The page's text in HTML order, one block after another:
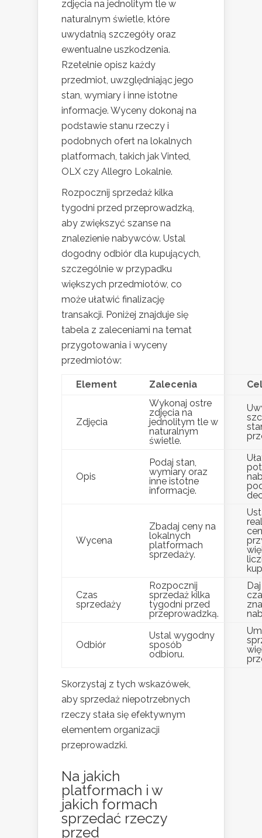
zdjęcia na jednolitym tle w
naturalnym świetle, które
uwydatnią szczegóły oraz
ewentualne uszkodzenia.
Rzetelnie opisz każdy
przedmiot, uwzględniając jego
stan, wymiary i inne istotne
informacje. Wyceny dokonaj na
podstawie stanu rzeczy i
podobnych ofert na lokalnych
platformach, takich jak Vinted,
OLX czy Allegro Lokalnie.
Rozpocznij sprzedaż kilka
tygodni przed przeprowadzką,
aby zwiększyć szanse na
znalezienie nabywców. Ustal
dogodny odbiór dla kupujących,
szczególnie w przypadku
większych przedmiotów, co
może ułatwić finalizację
transakcji. Poniżej znajduje się
tabela z zaleceniami na temat
przygotowania i wyceny
przedmiotów:
Element Zalecenia Cel
Zdjęcia
Wykonaj ostre
zdjęcia na
jednolitym tle w
naturalnym
świetle.
Opis
Podaj stan,
wymiary oraz
inne istotne
informacje.
Wycena
Zbadaj ceny na
lokalnych
platformach
sprzedaży.
Czas
sprzedaży
Rozpocznij
sprzedaż kilka
tygodni przed
przeprowadzką.
Odbiór
Ustal wygodny
sposób
odbioru.
Skorzystaj z tych wskazówek,
aby sprzedaż niepotrzebnych
rzeczy stała się efektywnym
elementem organizacji
przeprowadzki.
Na jakich
platformach i w
jakich formach
sprzedać rzeczy
przed